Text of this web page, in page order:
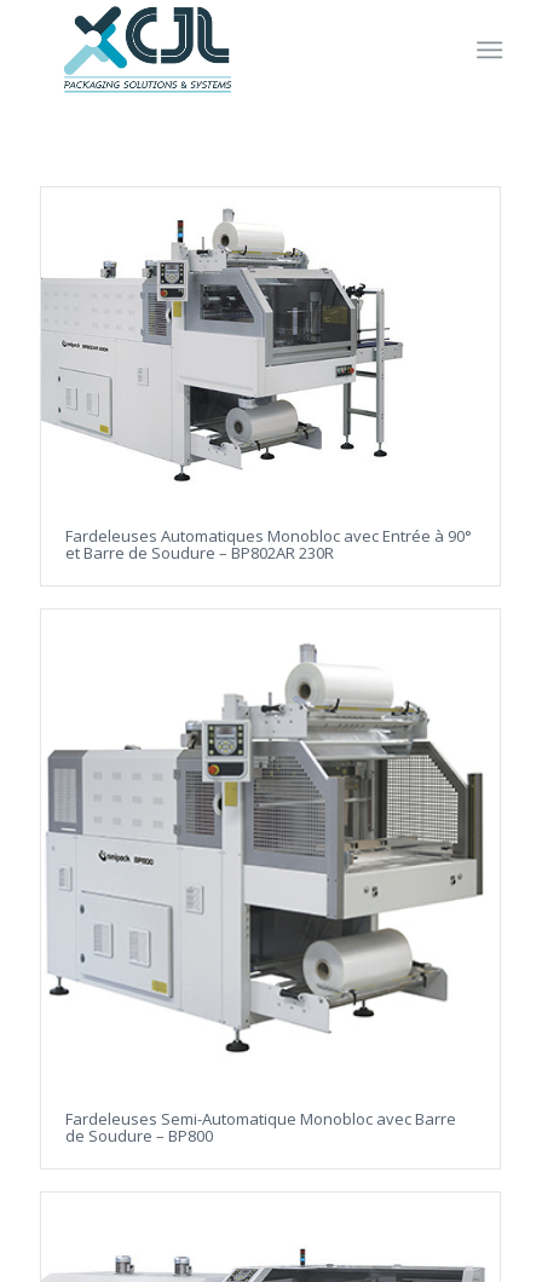
Fardeleuses Automatiques Monobloc avec Entrée à 90°
et Barre de Soudure – BP802AR 230R
Fardeleuses Semi-Automatique Monobloc avec Barre
de Soudure – BP800